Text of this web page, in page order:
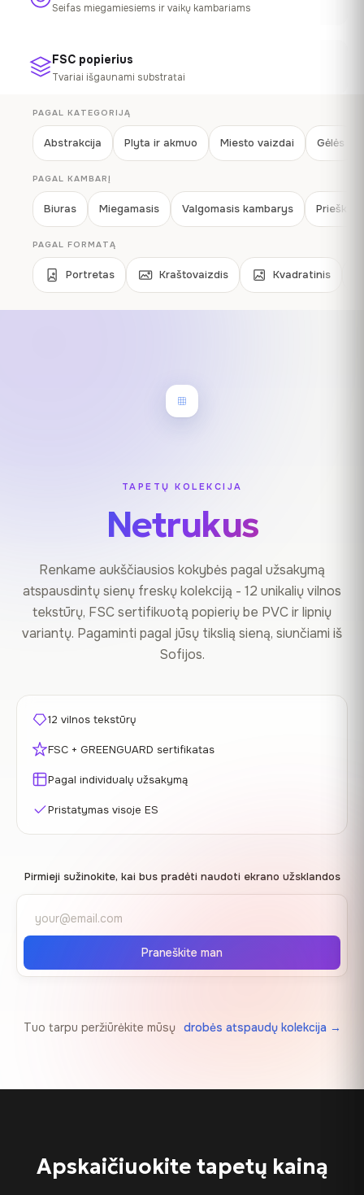
Seifas miegamiesiems ir vaikų kambariams
FSC popierius
Tvariai išgaunami substratai
PAGAL KATEGORIJĄ
Abstrakcija Plyta ir akmuo Miesto vaizdai Gėlės
PAGAL KAMBARĮ
Biuras Miegamasis Valgomasis kambarys
PAGAL FORMATĄ
Portretas Kraštovaizdis Kvadratinis
TAPETŲ KOLEKCIJA
Netrukus
Renkame aukščiausios kokybės pagal užsakymą
atspausdintų sienų freskų kolekciją - 12 unikalių vilnos
tekstūrų, FSC sertifikuotą popierių be PVC ir lipnių
variantų. Pagaminti pagal jūsų tikslią sieną, siunčiami iš
Sofijos.
12 vilnos tekstūrų
FSC + GREENGUARD sertifikatas
Pagal individualų užsakymą
Pristatymas visoje ES
Pirmieji sužinokite, kai bus pradėti naudoti ekrano užsklandos
Praneškite man
Tuo tarpu peržiūrėkite mūsų drobės atspaudų kolekcija →
Apskaičiuokite tapetų kainą